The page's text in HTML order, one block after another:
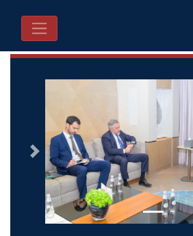
التالى